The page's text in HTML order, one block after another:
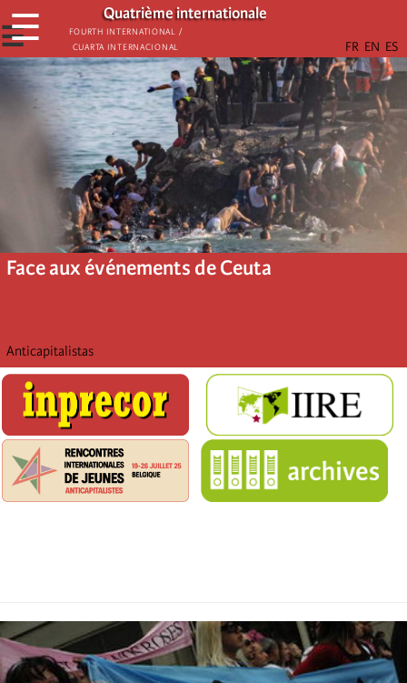
Aller
au
contenu
principal
Quatrième internationale
Fourth International /
Cuarta Internacional
☰
☰
Face aux événements de Ceuta
Anticapitalistas